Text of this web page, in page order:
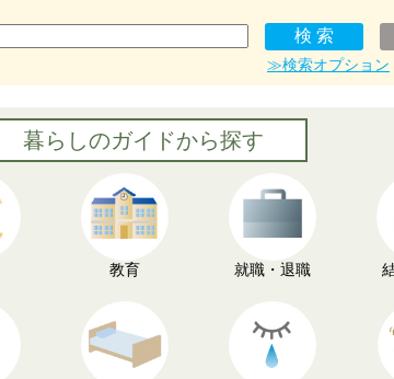
≫検索オプション
暮らしのガイドから探す
教育 就職・退職